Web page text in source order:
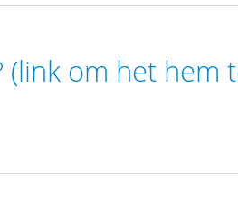
om het hem